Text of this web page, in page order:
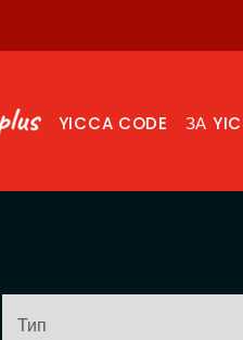
YICCA CODE ЗА